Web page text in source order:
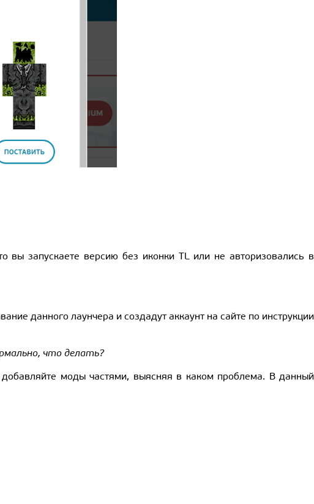
вы запускаете версию без иконки TL или не авторизовались в
данного лаунчера и создадут аккаунт на сайте по инструкции
что делать?
моды частями, выясняя в каком проблема. В данный